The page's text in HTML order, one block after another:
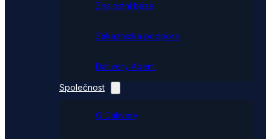
Znalostní báze
Zákaznická podpora
Dativery Agent
Společnost
O Dativery